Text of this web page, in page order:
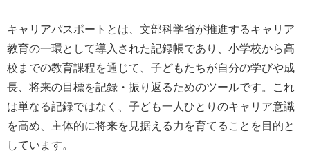
キャリアパスポートとは、文部科学省が推進するキャリア
教育の一環として導入された記録帳であり、小学校から高
校までの教育課程を通じて、子どもたちが自分の学びや成
長、将来の目標を記録・振り返るためのツールです。これ
は単なる記録ではなく、子ども一人ひとりのキャリア意識
を高め、主体的に将来を見据える力を育てることを目的と
しています。